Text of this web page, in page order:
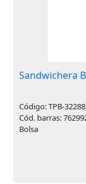
Sandwichera
Código: TPB-32288
Cód. barras:
Bolsa